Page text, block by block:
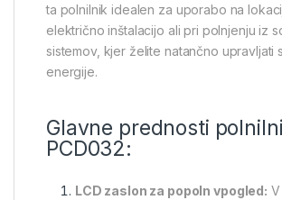
ta polnilnik idealen za uporabo na
električno inštalacijo ali pri polnjenju iz
sistemov, kjer želite natančno upravljati
energije.
Glavne prednosti
PCD032:
LCD zaslon za popoln vpogled: